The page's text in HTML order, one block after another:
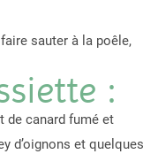
sauter à la poêle,
:
de canard fumé et
d’oignons et quelques